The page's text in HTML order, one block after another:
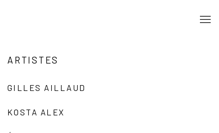
ARTISTES
GILLES AILLAUD
KOSTA ALEX